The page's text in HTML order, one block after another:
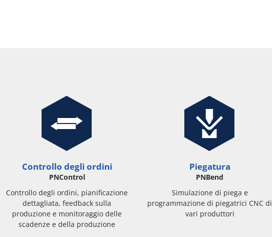
Controllo degli ordini
PNControl
Controllo degli ordini, pianificazione
dettagliata, feedback sulla
produzione e monitoraggio delle
scadenze e della produzione
Piegatura
PNBend
Simulazione di piega e
programmazione di piegatrici CNC di
vari produttori